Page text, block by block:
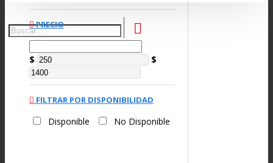
PRECIO
$ $
FILTRAR POR DISPONIBILIDAD
Disponible No Disponible